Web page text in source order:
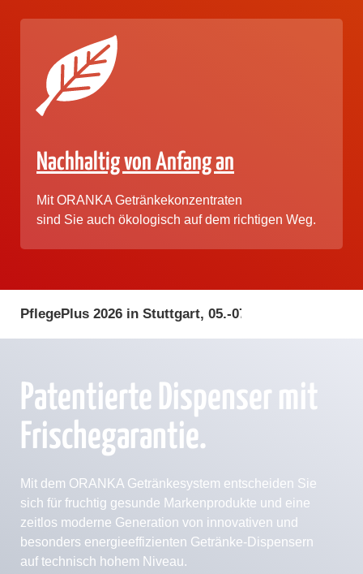
Nachhaltig von Anfang an
Mit ORANKA Getränkekonzentraten
sind Sie auch ökologisch auf dem richtigen Weg.
PflegePlus 2026 in Stuttgart, 05.-07. Mai
Patentierte Dispenser mit
Frischegarantie.
Mit dem ORANKA Getränkesystem entscheiden Sie
sich für fruchtig gesunde Markenprodukte und eine
zeitlos moderne Generation von innovativen und
besonders energieeffizienten Getränke-Dispensern
auf technisch hohem Niveau.